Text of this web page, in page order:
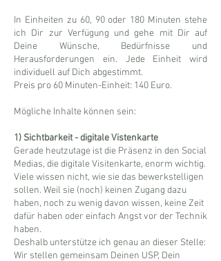
In Einheiten zu 60, 90 oder 180 Minuten stehe
ich Dir zur Verfügung und gehe mit Dir auf
Deine Wünsche, Bedürfnisse und
Herausforderungen ein. Jede Einheit wird
individuell auf Dich abgestimmt.
Preis pro 60 Minuten-Einheit: 140 Euro.
Mögliche Inhalte können sein:
1) Sichtbarkeit - digitale Vistenkarte
Gerade heutzutage ist die Präsenz in den Social
Medias, die digitale Visitenkarte, enorm wichtig.
Viele wissen nicht, wie sie das bewerkstelligen
sollen. Weil sie (noch) keinen Zugang dazu
haben, noch zu wenig davon wissen, keine Zeit
dafür haben oder einfach Angst vor der Technik
haben.
​Deshalb unterstütze ich genau an dieser Stelle:
Wir stellen gemeinsam Deinen USP, Dein